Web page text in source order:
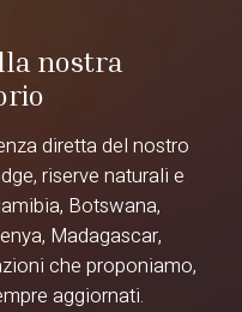
nostra
diretta del nostro
riserve naturali e
Botswana,
Madagascar,
che proponiamo,
aggiornati.